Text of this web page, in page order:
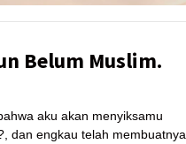
Belum Muslim.
aku akan menyiksamu
dan engkau telah membuatnya